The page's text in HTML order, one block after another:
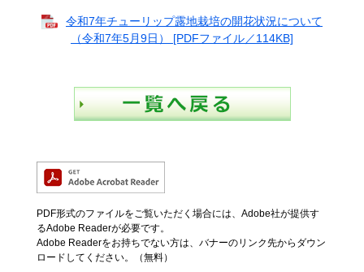
令和7年チューリップ露地栽培の開花状況について
（令和7年5月9日） [PDFファイル／114KB]
PDF形式のファイルをご覧いただく場合には、Adobe社が提供す
るAdobe Readerが必要です。
Adobe Readerをお持ちでない方は、バナーのリンク先からダウン
ロードしてください。（無料）